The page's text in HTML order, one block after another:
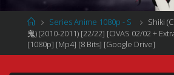
Página
de
Inicio
Series Anime 1080p - S
Shiki
鬼) (2010-2011) [22/22] [OVAS 02/02 +
[1080p] [Mp4] [8 Bits] [Google Drive]